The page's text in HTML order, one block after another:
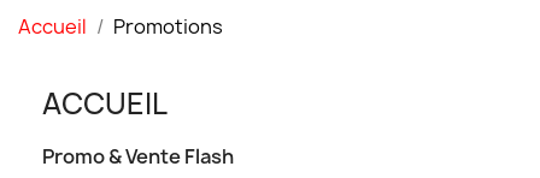
Accueil Promotions
ACCUEIL
Promo & Vente Flash